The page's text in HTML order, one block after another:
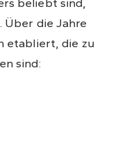
Über die Jahre
etabliert, die zu
sind: